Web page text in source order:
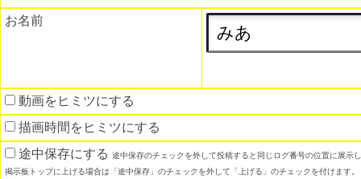
お名前
動画をヒミツにする
描画時間をヒミツにする
途中保存にする 途中保存のチェックを外して投稿すると同じログ番号の位置に展示
掲示板トップに上げる場合は「途中保存」のチェックを外して「上げる」のチェックを付けます。